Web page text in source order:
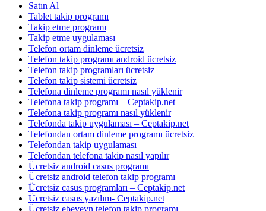
Satın Al
Tablet takip programı
Takip etme programı
Takip etme uygulaması
Telefon ortam dinleme ücretsiz
Telefon takip programı android ücretsiz
Telefon takip programları ücretsiz
Telefon takip sistemi ücretsiz
Telefona dinleme programı nasıl yüklenir
Telefona takip programı – Ceptakip.net
Telefona takip programı nasıl yüklenir
Telefonda takip uygulaması – Ceptakip.net
Telefondan ortam dinleme programı ücretsiz
Telefondan takip uygulaması
Telefondan telefona takip nasıl yapılır
Ücretsiz android casus programı
Ücretsiz android telefon takip programı
Ücretsiz casus programları – Ceptakip.net
Ücretsiz casus yazılım- Ceptakip.net
Ücretsiz ebeveyn telefon takip programı